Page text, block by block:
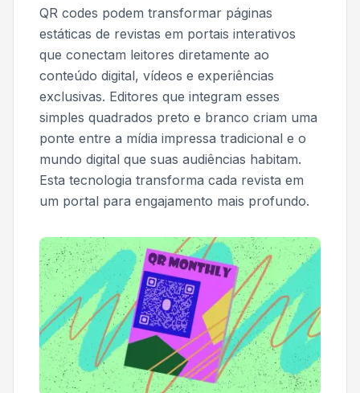
QR codes podem transformar páginas
estáticas de revistas em portais interativos
que conectam leitores diretamente ao
conteúdo digital, vídeos e experiências
exclusivas. Editores que integram esses
simples quadrados preto e branco criam uma
ponte entre a mídia impressa tradicional e o
mundo digital que suas audiências habitam.
Esta tecnologia transforma cada revista em
um portal para engajamento mais profundo.